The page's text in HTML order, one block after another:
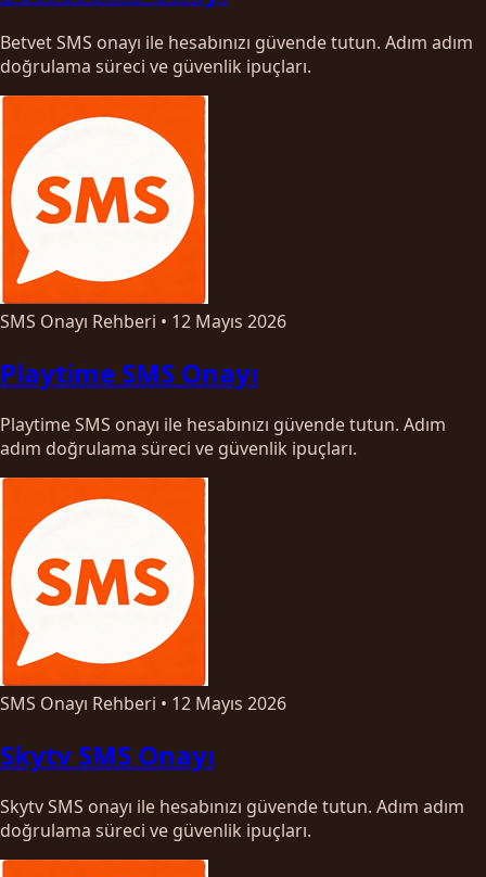
Betvet SMS onayı ile hesabınızı güvende tutun. Adım adım
doğrulama süreci ve güvenlik ipuçları.
SMS Onayı Rehberi • 12 Mayıs 2026
Playtime SMS Onayı
Playtime SMS onayı ile hesabınızı güvende tutun. Adım
adım doğrulama süreci ve güvenlik ipuçları.
SMS Onayı Rehberi • 12 Mayıs 2026
Skytv SMS Onayı
Skytv SMS onayı ile hesabınızı güvende tutun. Adım adım
doğrulama süreci ve güvenlik ipuçları.